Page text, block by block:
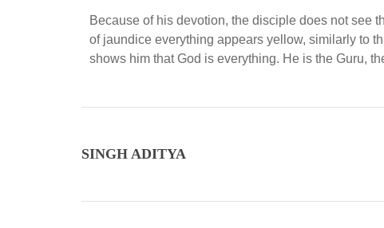
Because of his devotion, the disciple does not see
of jaundice everything appears yellow, similarly to
shows him that God is everything. He is the Guru,
SINGH ADITYA